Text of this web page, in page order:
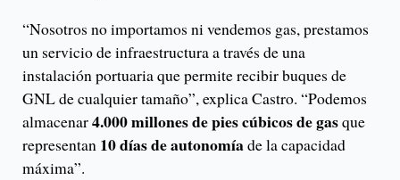
“Nosotros no importamos ni vendemos gas, prestamos
un servicio de infraestructura a través de una
instalación portuaria que permite recibir buques de
GNL de cualquier tamaño”, explica Castro. “Podemos
almacenar4.000 millones de pies cúbicos de gasque
representan 10 días de autonomíade la capacidad
máxima”.